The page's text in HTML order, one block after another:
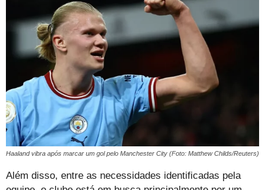
Haaland vibra após marcar um gol pelo Manchester City (Foto: Matthew Childs/Reuters)
Além disso, entre as necessidades identificadas pela